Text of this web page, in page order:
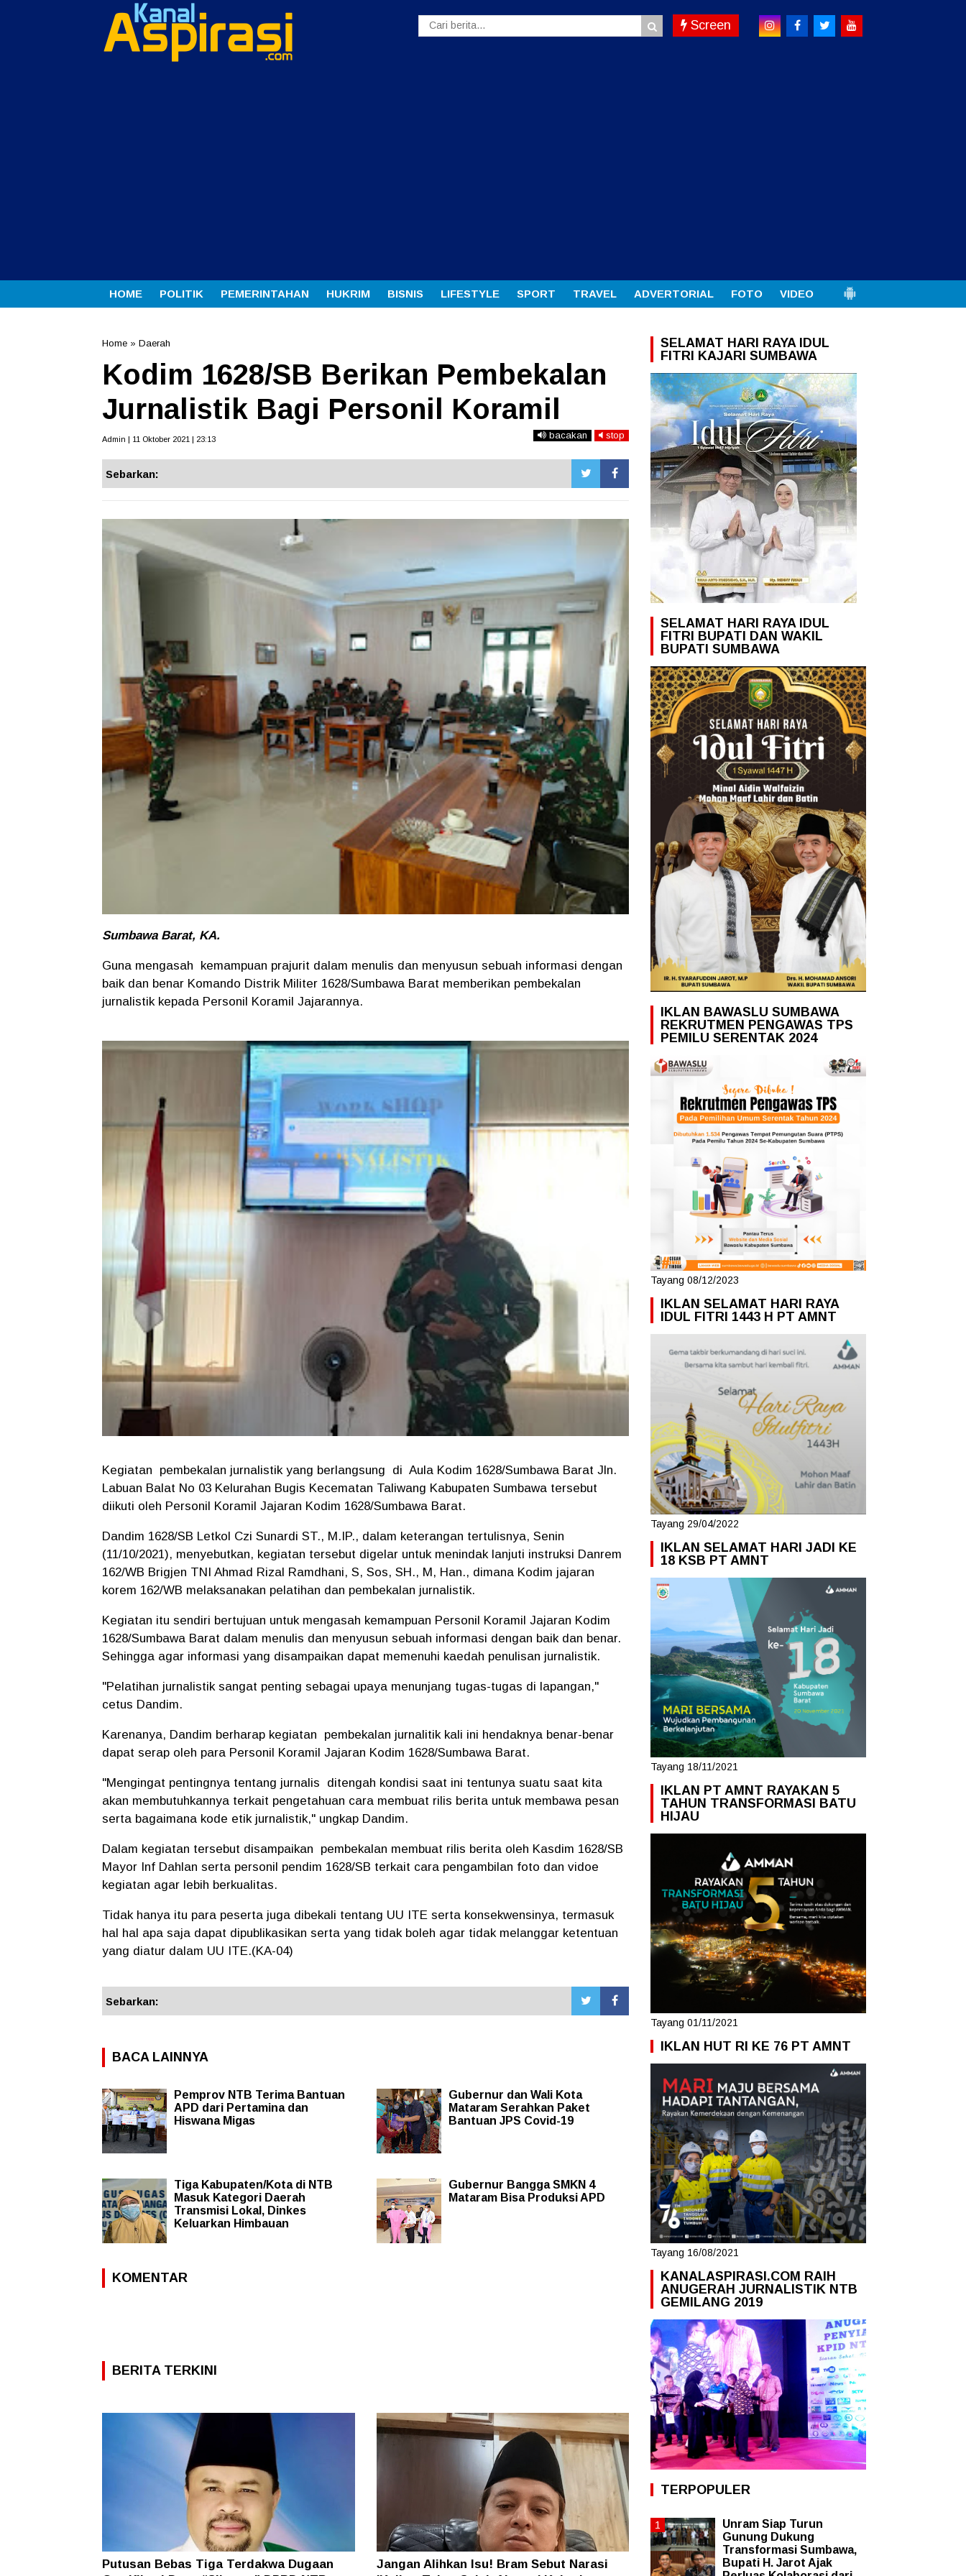
Screen
HOME POLITIK PEMERINTAHAN HUKRIM BISNIS LIFESTYLE SPORT TRAVEL ADVERTORIAL FOTO VIDEO
Home » Daerah
Kodim 1628/SB Berikan Pembekalan
Jurnalistik Bagi Personil Koramil
Admin | 11 Oktober 2021 | 23:13 bacakan stop
Sebarkan:
Sumbawa Barat, KA.
Guna mengasah kemampuan prajurit dalam menulis dan menyusun sebuah informasi dengan
baik dan benar Komando Distrik Militer 1628/Sumbawa Barat memberikan pembekalan
jurnalistik kepada Personil Koramil Jajarannya.
Kegiatan pembekalan jurnalistik yang berlangsung di Aula Kodim 1628/Sumbawa Barat Jln.
Labuan Balat No 03 Kelurahan Bugis Kecematan Taliwang Kabupaten Sumbawa tersebut
diikuti oleh Personil Koramil Jajaran Kodim 1628/Sumbawa Barat.
Dandim 1628/SB Letkol Czi Sunardi ST., M.IP., dalam keterangan tertulisnya, Senin
(11/10/2021), menyebutkan, kegiatan tersebut digelar untuk menindak lanjuti instruksi Danrem
162/WB Brigjen TNI Ahmad Rizal Ramdhani, S, Sos, SH., M, Han., dimana Kodim jajaran
korem 162/WB melaksanakan pelatihan dan pembekalan jurnalistik.
Kegiatan itu sendiri bertujuan untuk mengasah kemampuan Personil Koramil Jajaran Kodim
1628/Sumbawa Barat dalam menulis dan menyusun sebuah informasi dengan baik dan benar.
Sehingga agar informasi yang disampaikan dapat memenuhi kaedah penulisan jurnalistik.
"Pelatihan jurnalistik sangat penting sebagai upaya menunjang tugas-tugas di lapangan,"
cetus Dandim.
Karenanya, Dandim berharap kegiatan pembekalan jurnalitik kali ini hendaknya benar-benar
dapat serap oleh para Personil Koramil Jajaran Kodim 1628/Sumbawa Barat.
"Mengingat pentingnya tentang jurnalis ditengah kondisi saat ini tentunya suatu saat kita
akan membutuhkannya terkait pengetahuan cara membuat rilis berita untuk membawa pesan
serta bagaimana kode etik jurnalistik," ungkap Dandim.
Dalam kegiatan tersebut disampaikan pembekalan membuat rilis berita oleh Kasdim 1628/SB
Mayor Inf Dahlan serta personil pendim 1628/SB terkait cara pengambilan foto dan vidoe
kegiatan agar lebih berkualitas.
Tidak hanya itu para peserta juga dibekali tentang UU ITE serta konsekwensinya, termasuk
hal hal apa saja dapat dipublikasikan serta yang tidak boleh agar tidak melanggar ketentuan
yang diatur dalam UU ITE.(KA-04)
Sebarkan:
BACA LAINNYA
Pemprov NTB Terima Bantuan
APD dari Pertamina dan
Hiswana Migas
Gubernur dan Wali Kota
Mataram Serahkan Paket
Bantuan JPS Covid-19
Tiga Kabupaten/Kota di NTB
Masuk Kategori Daerah
Transmisi Lokal, Dinkes
Keluarkan Himbauan
Gubernur Bangga SMKN 4
Mataram Bisa Produksi APD
KOMENTAR
BERITA TERKINI
Putusan Bebas Tiga Terdakwa Dugaan
Jangan Alihkan Isu! Bram Sebut Narasi
SELAMAT HARI RAYA IDUL
FITRI KAJARI SUMBAWA
SELAMAT HARI RAYA IDUL
FITRI BUPATI DAN WAKIL
BUPATI SUMBAWA
IKLAN BAWASLU SUMBAWA
REKRUTMEN PENGAWAS TPS
PEMILU SERENTAK 2024
Tayang 08/12/2023
IKLAN SELAMAT HARI RAYA
IDUL FITRI 1443 H PT AMNT
Tayang 29/04/2022
IKLAN SELAMAT HARI JADI KE
18 KSB PT AMNT
Tayang 18/11/2021
IKLAN PT AMNT RAYAKAN 5
TAHUN TRANSFORMASI BATU
HIJAU
Tayang 01/11/2021
IKLAN HUT RI KE 76 PT AMNT
Tayang 16/08/2021
KANALASPIRASI.COM RAIH
ANUGERAH JURNALISTIK NTB
GEMILANG 2019
TERPOPULER
Unram Siap Turun
Gunung Dukung
Transformasi Sumbawa,
Bupati H. Jarot Ajak